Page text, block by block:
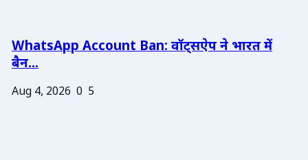
WhatsApp Account Ban: वॉट्सऐप ने भारत में
बैन...
Aug 4, 2026 0 5